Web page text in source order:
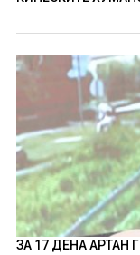
ЗА 17 ДЕНА АРТАН